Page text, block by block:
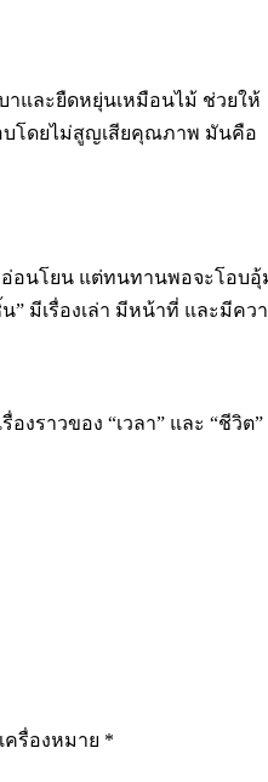
าและยืดหยุ่นเหมือนไม้ ช่วยให้
บโดยไม่สูญเสียคุณภาพ มันคือ
อ่อนโยน แต่ทนทานพอจะโอบอุ้
” มีเรื่องเล่า มีหน้าที่ และมีคว
งราวของ “เวลา” และ “ชีวิต”
ครื่องหมาย *